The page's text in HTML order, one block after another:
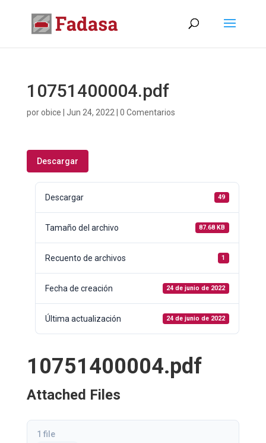
10751400004.pdf
porobice Jun 24, 2022 0 Comentarios
Descargar
Descargar 49
Tamaño del archivo 87.68 KB
Recuento de archivos 1
Fecha de creación 24 de junio de 2022
Última actualización 24 de junio de 2022
10751400004.pdf
Attached Files
1 file